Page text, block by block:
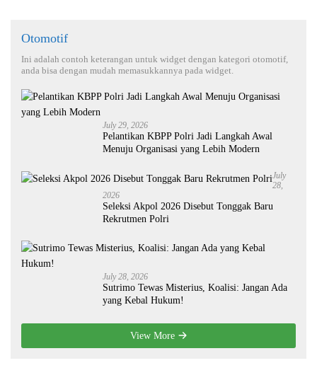
Otomotif
Ini adalah contoh keterangan untuk widget dengan kategori otomotif,
anda bisa dengan mudah memasukkannya pada widget.
July 29, 2026
Pelantikan KBPP Polri Jadi Langkah Awal
Menuju Organisasi yang Lebih Modern
July
28,
2026
Seleksi Akpol 2026 Disebut Tonggak Baru
Rekrutmen Polri
July 28, 2026
Sutrimo Tewas Misterius, Koalisi: Jangan Ada
yang Kebal Hukum!
View More